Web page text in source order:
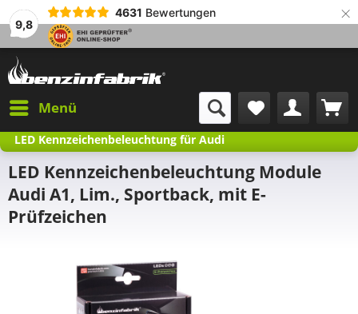
9,8
4631 Bewertungen ×
Menü
LED Kennzeichenbeleuchtung für Audi
LED Kennzeichenbeleuchtung Module
Audi A1, Lim., Sportback, mit E-
Prüfzeichen